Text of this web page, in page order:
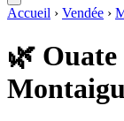
Accueil › Vendée ›
🌿 Ouate